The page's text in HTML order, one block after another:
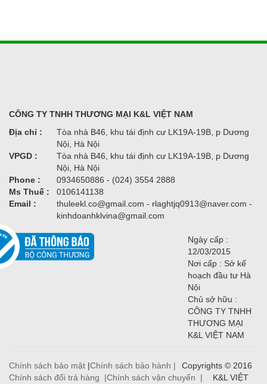
CÔNG TY TNHH THƯƠNG MẠI K&L VIỆT NAM
Địa chỉ :
Tòa nhà B46, khu tái định cư LK19A-19B, p Dương
Nội, Hà Nội
VPGD :
Tòa nhà B46, khu tái định cư LK19A-19B, p Dương
Nội, Hà Nội
Phone :
0934650886 - (024) 3554 2888
Ms Thuế :
0106141138
Email :
thuleekl.co@gmail.com - rlaghtjq0913@naver.com -
kinhdoanhklvina@gmail.com
Ngày cấp :
12/03/2015
Nơi cấp : Sở kế
hoạch đầu tư Hà
Nội
Chủ sở hữu :
CÔNG TY TNHH
THƯƠNG MẠI
K&L VIỆT NAM
Chính sách bảo mật |Chính sách bảo hành |
Chính sách đổi trả hàng |Chính sách vận chuyển |
Copyrights © 2016
K&L VIỆT